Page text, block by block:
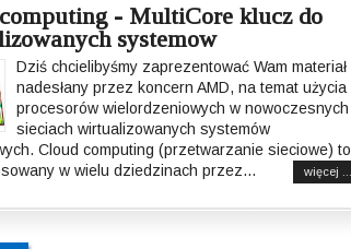
- MultiCore klucz do
systemow
Dziś chcielibyśmy zaprezentować Wam materiał
nadesłany przez koncern AMD, na temat użycia
procesorów wielordzeniowych w nowoczesnych
sieciach wirtualizowanych systemów
Cloud computing (przetwarzanie sieciowe) to
w wielu dziedzinach przez...
więcej ...